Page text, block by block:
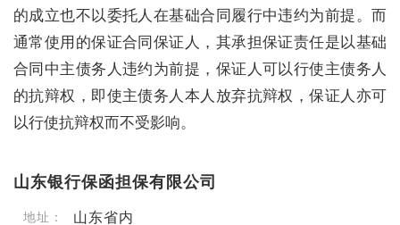
的成立也不以委托人在基础合同履行中违约为前提。而
通常使用的保证合同保证人，其承担保证责任是以基础
合同中主债务人违约为前提，保证人可以行使主债务人
的抗辩权，即使主债务人本人放弃抗辩权，保证人亦可
以行使抗辩权而不受影响。
山东银行保函担保有限公司
地址： 山东省内